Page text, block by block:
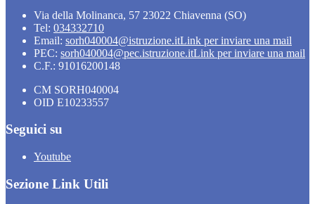
Via della Molinanca, 57 23022 Chiavenna (SO)
Tel: 034332710
Email: sorh040004@istruzione.itLink per inviare una mail
PEC: sorh040004@pec.istruzione.itLink per inviare una mail
C.F.: 91016200148
CM SORH040004
OID E10233557
Seguici su
Youtube
Sezione Link Utili